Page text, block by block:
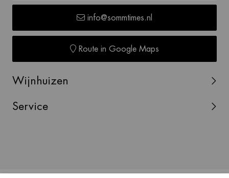
info@sommtimes.nl
Route in Google Maps
Wijnhuizen
Service